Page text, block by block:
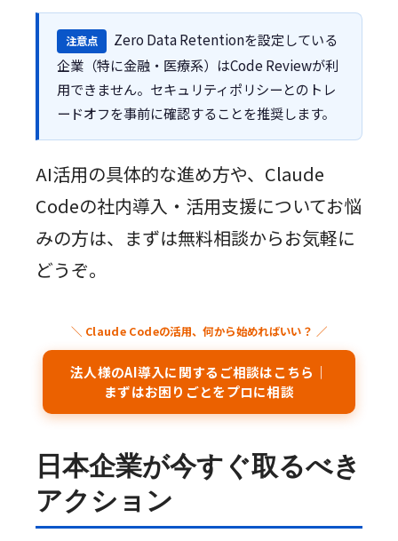
注意点
Zero Data Retentionを設定している
企業（特に金融・医療系）はCode Reviewが利
用できません。セキュリティポリシーとのトレ
ードオフを事前に確認することを推奨します。
AI活用の具体的な進め方や、Claude
Codeの社内導入・活用支援についてお悩
みの方は、まずは無料相談からお気軽に
どうぞ。
法人様のAI導入に関するご相談はこちら｜
まずはお困りごとをプロに相談
日本企業が今すぐ取るべき
アクション